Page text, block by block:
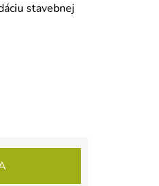
stavebnej